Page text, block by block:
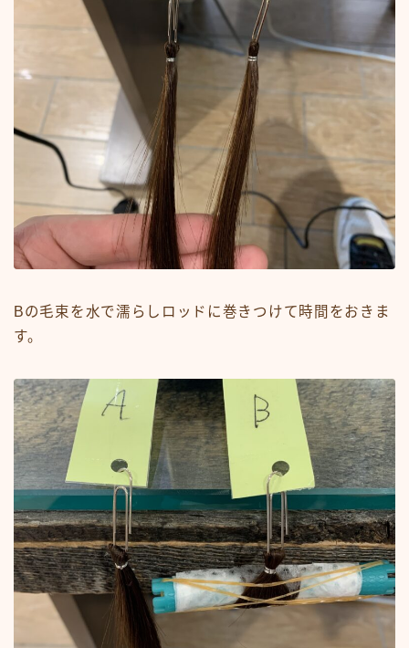
Bの毛束を水で濡らしロッドに巻きつけて時間をおきま
す。